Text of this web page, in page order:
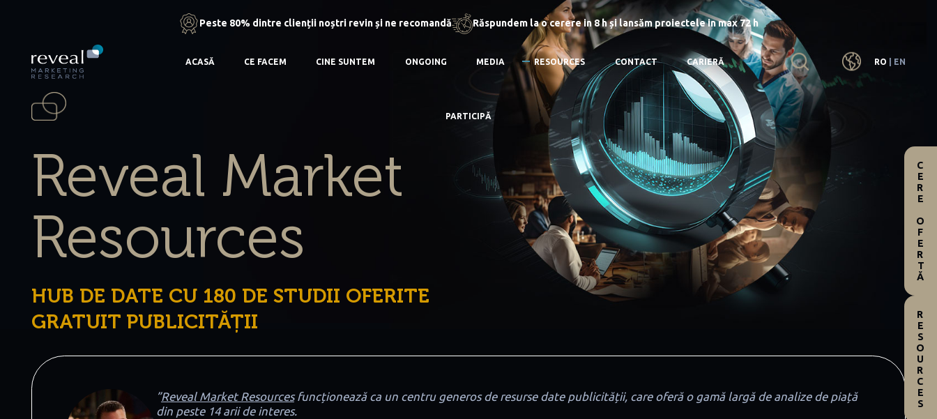
Peste 80% dintre clienții noștri revin și ne recomandă Răspundem la o cerere in 8 h și lansăm proiectele in max 72 h
RO EN
ACASĂ CE FACEM CINE SUNTEM ONGOING MEDIA RESOURCES CONTACT CARIERĂ
PARTICIPĂ
Reveal Market
Resources
HUB DE DATE CU 180 DE STUDII OFERITE
GRATUIT PUBLICITĂȚII
”Reveal Market Resourcesfuncționează ca un centru generos de resurse date publicității, care oferă o gamă largă de analize de piață
din peste 14 arii de interes.
CERE OFERTĂ
RESOURCES